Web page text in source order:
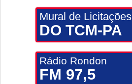
Mural de Licitações
DO TCM-PA
Rádio Rondon
FM 97,5